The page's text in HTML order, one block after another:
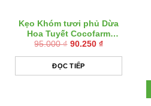
Kẹo Khóm tươi phủ Dừa
Hoa Tuyết Cocofarm
400gram
95.000₫ Giá
là:
95.000 ₫.
90.250 ₫
Giá
tại
là:
90.250 ₫.
ĐỌC TIẾP